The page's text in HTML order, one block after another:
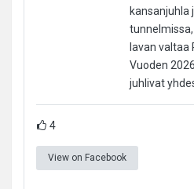
kansanjuhla
lavan valtaa
Vuoden
juhlivat
4
View on Facebook